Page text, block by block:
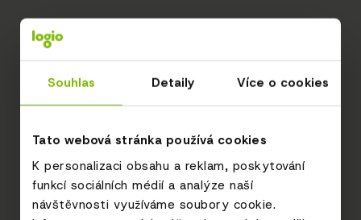
Souhlas Detaily Více o cookies
Tato webová stránka používá cookies
K personalizaci obsahu a reklam, poskytování
funkcí sociálních médií a analýze naší
návštěvnosti využíváme soubory cookie.